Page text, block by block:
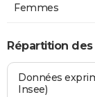
Femmes
Répartition
Données
Insee)